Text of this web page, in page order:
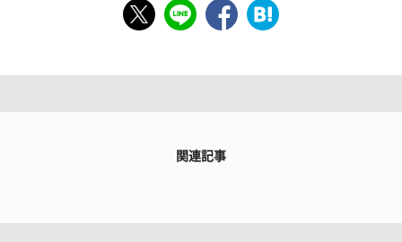
関連記事